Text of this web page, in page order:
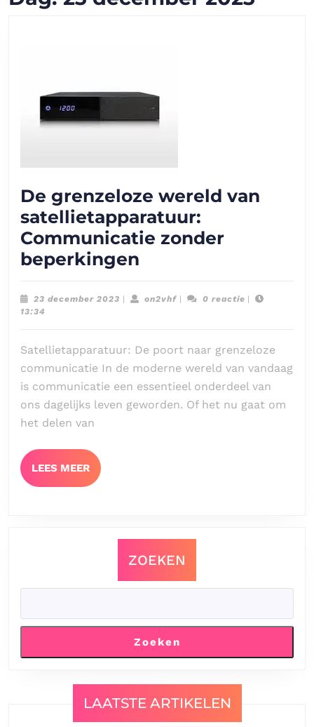
De grenzeloze wereld van
satellietapparatuur:
Communicatie zonder
beperkingen
wereld
Communicatie
zonder
beperkingen
23 december 2023 23
on2vhfon2vhf0 reactie
13:34
Satellietapparatuur: De poort naar grenzeloze
communicatie In de moderne wereld van vandaag
is communicatie een essentieel onderdeel van
ons dagelijks leven geworden. Of het nu gaat om
het delen van
LEES MEERLEES
MEER
ZOEKEN
Zoeken
LAATSTE ARTIKELEN